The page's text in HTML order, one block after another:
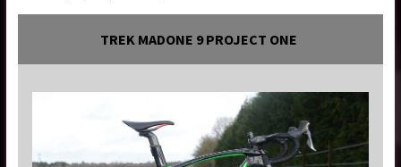
TREK MADONE 9 PROJECT ONE